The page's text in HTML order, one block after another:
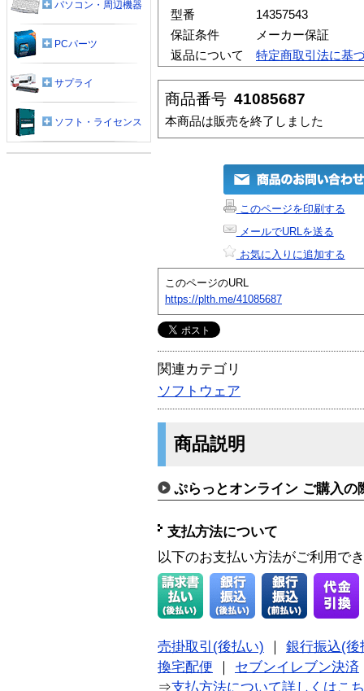
型番
14357543
保証条件
メーカー保証
返品について
特定商取引法に基
商品番号 41085687
本商品は販売を終了しました
このページを印刷する
メールでURLを送る
お気に入りに追加する
このページのURL
https://plth.me/41085687
関連カテゴリ
ソフトウェア
商品説明
ぷらっとオンライン ご購入の
支払方法について
以下のお支払い方法がご利用で
売掛取引(後払い)
銀行振込(後
換宅配便
セブンイレブン決済
⇒支払方法について詳しくはこ
パソコン・周辺機器
PCパーツ
サプライ
ソフト・ライセンス